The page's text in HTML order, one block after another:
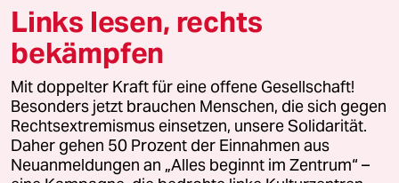
an Wohlstand durch ewiges
Wachstum glauben, selbst wenn sie
schon nasse Füsse haben, weil der
Meeresspiegel gestiegen ist.
MS Malte Schaper
02.04.2023 14:32 Uhr
Links lesen, rechts
bekämpfen
Mit doppelter Kraft für eine offene Gesellschaft!
Besonders jetzt brauchen Menschen, die sich gegen
Rechtsextremismus einsetzen, unsere Solidarität.
Daher gehen 50 Prozent der Einnahmen aus
Neuanmeldungen an „Alles beginnt im Zentrum“ –